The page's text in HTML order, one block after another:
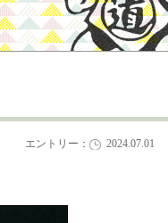
エントリー： 2024.07.01